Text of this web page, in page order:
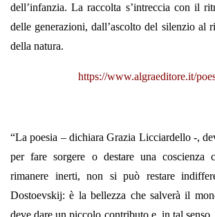
dell’infanzia. La raccolta s’intreccia con il
delle generazioni, dall’ascolto del silenzio al
della natura.
https://www.algraeditore.it/
“La poesia – dichiara Grazia Licciardello -,
per fare sorgere o destare una
rimanere inerti, non si può restare
Dostoevskij: è la bellezza che salverà il
deve dare un piccolo contributo e, in tal